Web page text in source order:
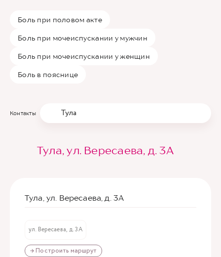
Боль при половом акте
Боль при мочеиспускании у мужчин
Боль при мочеиспускании у женщин
Боль в пояснице
Контакты Тула
Тула, ул. Вересаева, д. 3А
Тула, ул. Вересаева, д. 3А
ул. Вересаева, д. 3А
→ Построить маршрут